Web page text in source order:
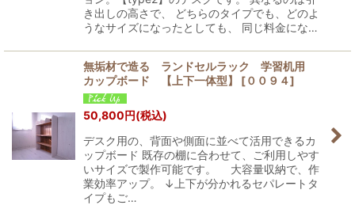
き出しの高さで、 どちらのタイプでも、どのよ
うなサイズになったとしても、 同じ料金にな…
無垢材で造る ランドセルラック 学習机用
カップボード 【上下一体型】
[００９４]
50,800円(税込)
デスク用の、背面や側面に並べて活用できるカ
ップボード 既存の棚に合わせて、ご利用しやす
いサイズで製作可能です。 大容量収納で、作
業効率アップ。 ↓上下が分かれるセパレートタ
イプもご…